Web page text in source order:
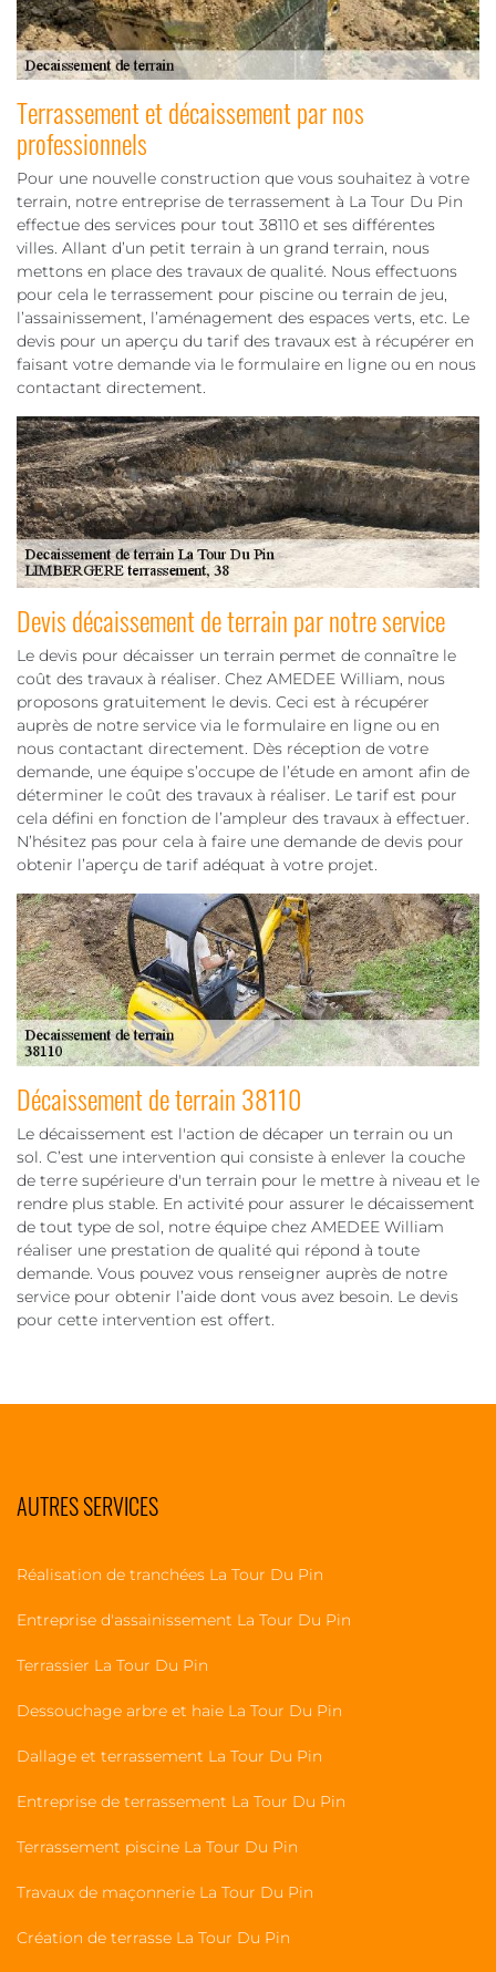
Terrassement et décaissement par nos
professionnels
Pour une nouvelle construction que vous souhaitez à votre
terrain, notre entreprise de terrassement à La Tour Du Pin
effectue des services pour tout 38110 et ses différentes
villes. Allant d’un petit terrain à un grand terrain, nous
mettons en place des travaux de qualité. Nous effectuons
pour cela le terrassement pour piscine ou terrain de jeu,
l’assainissement, l’aménagement des espaces verts, etc. Le
devis pour un aperçu du tarif des travaux est à récupérer en
faisant votre demande via le formulaire en ligne ou en nous
contactant directement.
Devis décaissement de terrain par notre service
Le devis pour décaisser un terrain permet de connaître le
coût des travaux à réaliser. Chez AMEDEE William, nous
proposons gratuitement le devis. Ceci est à récupérer
auprès de notre service via le formulaire en ligne ou en
nous contactant directement. Dès réception de votre
demande, une équipe s’occupe de l’étude en amont afin de
déterminer le coût des travaux à réaliser. Le tarif est pour
cela défini en fonction de l’ampleur des travaux à effectuer.
N’hésitez pas pour cela à faire une demande de devis pour
obtenir l’aperçu de tarif adéquat à votre projet.
Décaissement de terrain 38110
Le décaissement est l'action de décaper un terrain ou un
sol. C’est une intervention qui consiste à enlever la couche
de terre supérieure d'un terrain pour le mettre à niveau et le
rendre plus stable. En activité pour assurer le décaissement
de tout type de sol, notre équipe chez AMEDEE William
réaliser une prestation de qualité qui répond à toute
demande. Vous pouvez vous renseigner auprès de notre
service pour obtenir l’aide dont vous avez besoin. Le devis
pour cette intervention est offert.
AUTRES SERVICES
Réalisation de tranchées La Tour Du Pin
Entreprise d'assainissement La Tour Du Pin
Terrassier La Tour Du Pin
Dessouchage arbre et haie La Tour Du Pin
Dallage et terrassement La Tour Du Pin
Entreprise de terrassement La Tour Du Pin
Terrassement piscine La Tour Du Pin
Travaux de maçonnerie La Tour Du Pin
Création de terrasse La Tour Du Pin